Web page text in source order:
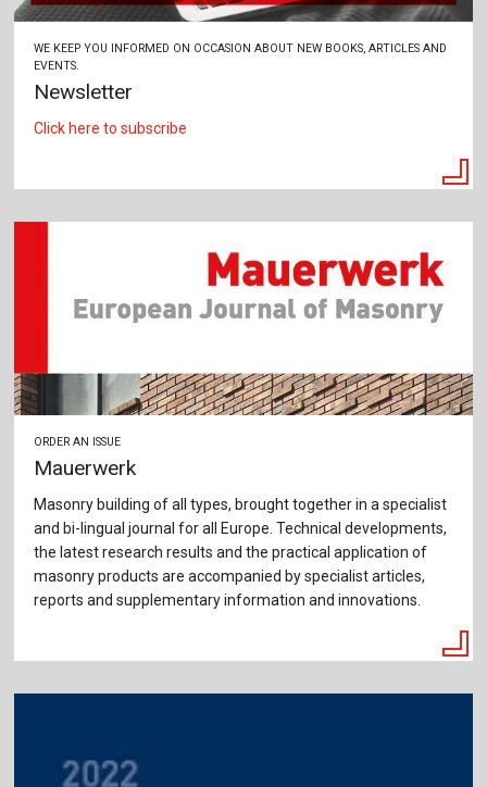
WE KEEP YOU INFORMED ON OCCASION ABOUT NEW BOOKS, ARTICLES AND
EVENTS.
Newsletter
Click here to subscribe
ORDER AN ISSUE
Mauerwerk
Masonry building of all types, brought together in a specialist
and bi-lingual journal for all Europe. Technical developments,
the latest research results and the practical application of
masonry products are accompanied by specialist articles,
reports and supplementary information and innovations.